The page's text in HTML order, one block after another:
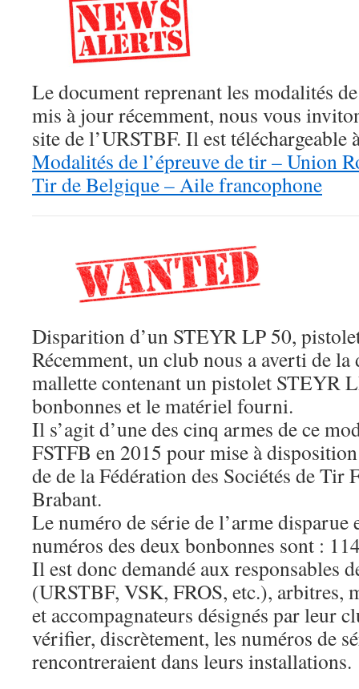
Le document reprenant les modalités
mis à jour récemment, nous vous
site de l’URSTBF. Il est téléchargeable
Modalités de l’épreuve de tir – Union
Tir de Belgique – Aile francophone
Disparition d’un STEYR LP 50,
Récemment, un club nous a averti de
mallette contenant un pistolet STEYR
bonbonnes et le matériel fourni.
Il s’agit d’une des cinq armes de ce
FSTFB en 2015 pour mise à
de de la Fédération des Sociétés de Tir
Brabant.
Le numéro de série de l’arme disparue
numéros des deux bonbonnes sont :
Il est donc demandé aux responsables
(URSTBF, VSK, FROS, etc.), arbitres,
et accompagnateurs désignés par leur
vérifier, discrètement, les numéros de
rencontreraient dans leurs installations.